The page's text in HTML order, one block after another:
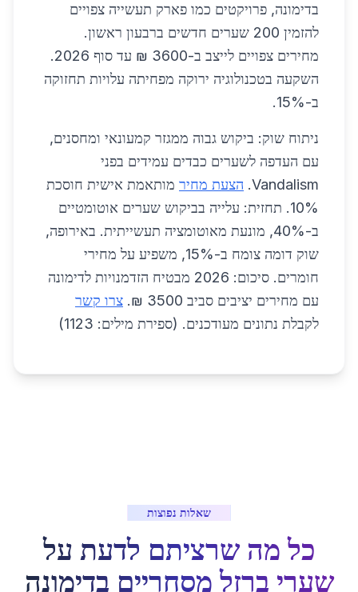
בדימונה, פרויקטים כמו פארק תעשייה צפויים
להזמין 200 שערים חדשים ברבעון ראשון.
מחירים צפויים לייצב ב-3600 ₪ עד סוף 2026.
השקעה בטכנולוגיה ירוקה מפחיתה עלויות תחזוקה
ב-15%.
ניתוח שוק: ביקוש גבוה ממגזר קמעונאי ומחסנים,
עם העדפה לשערים כבדים עמידים בפני
Vandalism. הצעת מחיר מותאמת אישית חוסכת
10%. תחזית: עלייה בביקוש שערים אוטומטיים
ב-40%, מונעת מאוטומציה תעשייתית. באירופה,
שוק דומה צומח ב-15%, משפיע על מחירי
חומרים. סיכום: 2026 מבטיח הזדמנויות לדימונה
עם מחירים יציבים סביב 3500 ₪.
צרו קשר
לקבלת נתונים מעודכנים. (ספירת מילים: 1123)
שאלות נפוצות
כל מה שרציתם לדעת על
שערי ברזל מסחריים בדימונה